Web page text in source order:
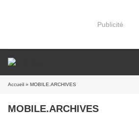
Publicité
Accueil » MOBILE.ARCHIVES
MOBILE.ARCHIVES